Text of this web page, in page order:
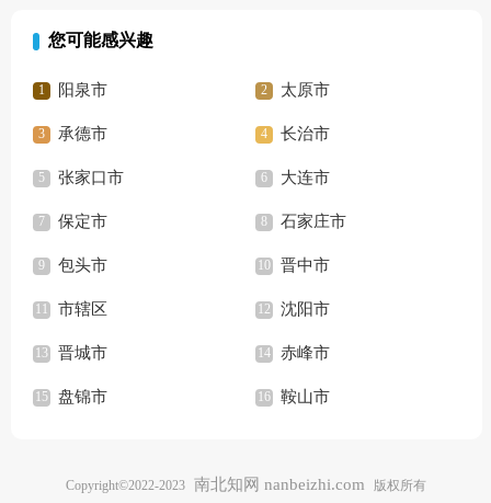
您可能感兴趣
阳泉市 太原市
承德市 长治市
张家口市 大连市
保定市 石家庄市
包头市 晋中市
市辖区 沈阳市
晋城市 赤峰市
盘锦市 鞍山市
Copyright©2022-2023 南北知网 nanbeizhi.com 版权所有